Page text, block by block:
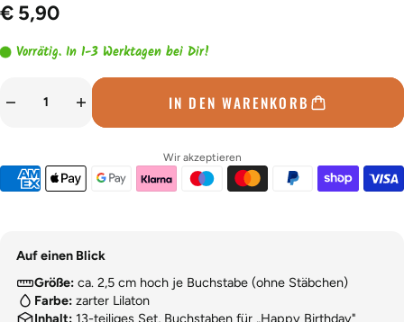
€ 5,90
Vorrätig. In 1-3 Werktagen bei Dir!
IN DEN WARENKORB
Wir akzeptieren
Auf einen Blick
Größe: ca. 2,5 cm hoch je Buchstabe (ohne Stäbchen)
Farbe: zarter Lilaton
Inhalt: 13-teiliges Set, Buchstaben für „Happy Birthday"